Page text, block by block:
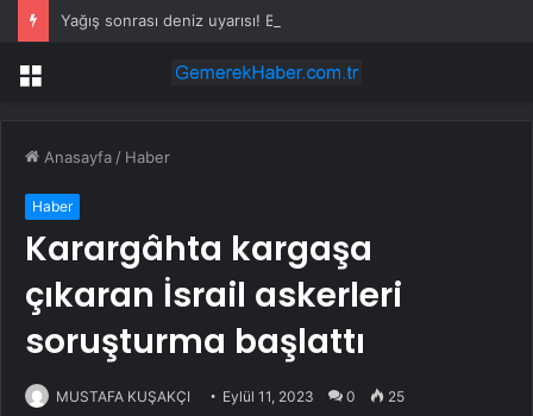
Menü
Anasayfa / Haber
Haber
Karargâhta kargaşa
çıkaran İsrail askerleri
soruşturma başlattı
MUSTAFA KUŞAKÇI Eylül 11, 2023 0 25